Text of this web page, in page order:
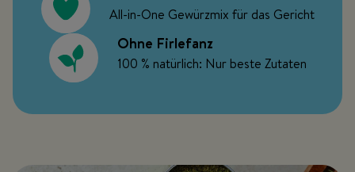
All-in-One Gewürzmix für das Gericht
Ohne Firlefanz
100 % natürlich: Nur beste Zutaten